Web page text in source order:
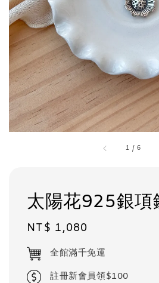
1 /6
太陽花925銀項
Regular
price
NT$ 1,080
全館滿千免運
註冊新會員領$100